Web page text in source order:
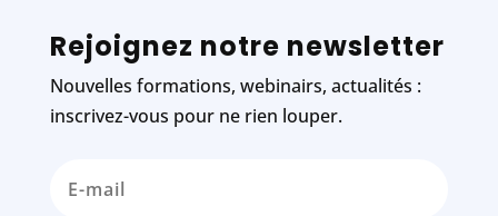
Rejoignez notre newsletter
Nouvelles formations, webinairs, actualités :
inscrivez-vous pour ne rien louper.